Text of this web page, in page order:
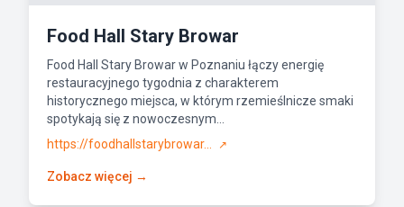
Food Hall Stary Browar
Food Hall Stary Browar w Poznaniu łączy energię
restauracyjnego tygodnia z charakterem
historycznego miejsca, w którym rzemieślnicze smaki
spotykają się z nowoczesnym...
https://foodhallstarybrowar...
↗
Zobacz więcej →